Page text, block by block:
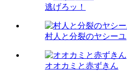
逃げろッ！
村人と分裂のヤシーユ
オオカミと赤ずきん